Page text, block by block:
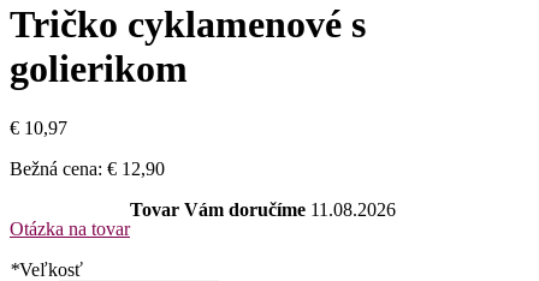
Tričko cyklamenové s
golierikom
€ 10,97
Bežná cena: € 12,90
Otázka na tovar
Tovar Vám doručíme 11.08.2026
*Veľkosť